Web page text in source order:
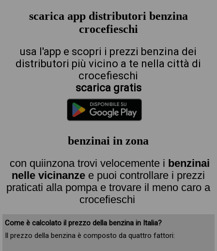
scarica app distributori benzina
crocefieschi
usa l'app e scopri i prezzi benzina dei
distributori più vicino a te nella città di
crocefieschi
scarica gratis
benzinai in zona
con quiinzona trovi velocemente i benzinai
nelle vicinanze e puoi controllare i prezzi
praticati alla pompa e trovare il meno caro a
crocefieschi
Come è calcolato il prezzo della benzina in Italia?
Il prezzo della benzina è composto da quattro fattori: